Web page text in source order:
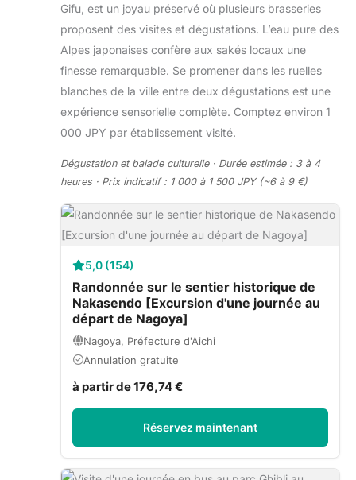
Gifu, est un joyau préservé où plusieurs brasseries
proposent des visites et dégustations. L’eau pure des
Alpes japonaises confère aux sakés locaux une
finesse remarquable. Se promener dans les ruelles
blanches de la ville entre deux dégustations est une
expérience sensorielle complète. Comptez environ 1
000 JPY par établissement visité.
Dégustation et balade culturelle · Durée estimée : 3 à 4
heures · Prix indicatif : 1 000 à 1 500 JPY (~6 à 9 €)
5,0 (154)
Randonnée sur le sentier historique de
Nakasendo [Excursion d'une journée au
départ de Nagoya]
Nagoya, Préfecture d'Aichi
Annulation gratuite
à partir de 176,74 €
Réservez maintenant